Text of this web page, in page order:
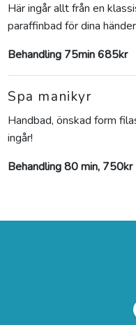
Här ingår allt från en
paraffinbad för dina
Behandling 75min 685kr
Spa manikyr
Handbad, önskad form
ingår!
Behandling 80 min, 750kr